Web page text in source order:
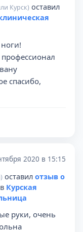
Курск) оставил
спасибо,
2020 в 15:15
оставил отзыв о
в Курская
руки, очень